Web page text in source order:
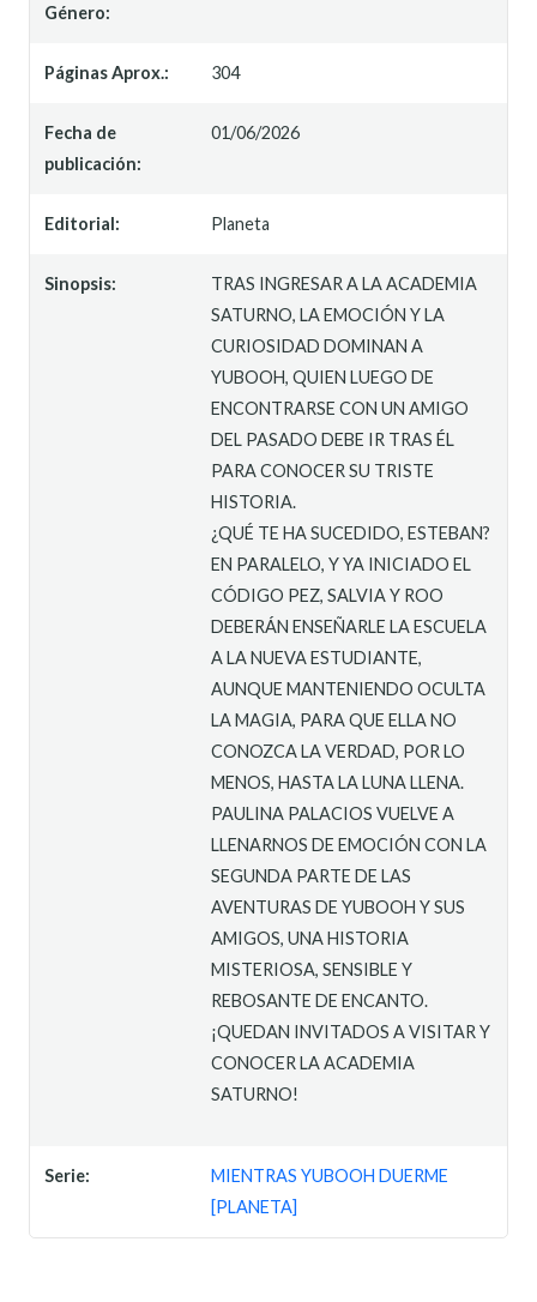
Género:
Páginas Aprox.: 304
Fecha de
publicación:
01/06/2026
Editorial: Planeta
Sinopsis:
TRAS INGRESAR A LA ACADEMIA
SATURNO, LA EMOCIÓN Y LA
CURIOSIDAD DOMINAN A
YUBOOH, QUIEN LUEGO DE
ENCONTRARSE CON UN AMIGO
DEL PASADO DEBE IR TRAS ÉL
PARA CONOCER SU TRISTE
HISTORIA.
¿QUÉ TE HA SUCEDIDO, ESTEBAN?
EN PARALELO, Y YA INICIADO EL
CÓDIGO PEZ, SALVIA Y ROO
DEBERÁN ENSEÑARLE LA ESCUELA
A LA NUEVA ESTUDIANTE,
AUNQUE MANTENIENDO OCULTA
LA MAGIA, PARA QUE ELLA NO
CONOZCA LA VERDAD, POR LO
MENOS, HASTA LA LUNA LLENA.
PAULINA PALACIOS VUELVE A
LLENARNOS DE EMOCIÓN CON LA
SEGUNDA PARTE DE LAS
AVENTURAS DE YUBOOH Y SUS
AMIGOS, UNA HISTORIA
MISTERIOSA, SENSIBLE Y
REBOSANTE DE ENCANTO.
¡QUEDAN INVITADOS A VISITAR Y
CONOCER LA ACADEMIA
SATURNO!
Serie:
MIENTRAS YUBOOH DUERME
[PLANETA]